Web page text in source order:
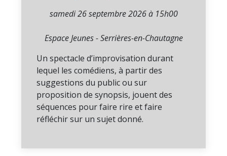
samedi 26 septembre 2026 à 15h00
Espace Jeunes - Serrières-en-Chautagne
Un spectacle d’improvisation durant
lequel les comédiens, à partir des
suggestions du public ou sur
proposition de synopsis, jouent des
séquences pour faire rire et faire
réfléchir sur un sujet donné.